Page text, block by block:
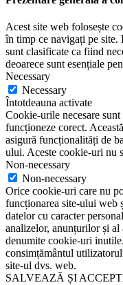
Acest site web folosește
în timp ce navigați pe
sunt clasificate ca fiind
deoarece sunt esențiale
Necessary
Necessary
Întotdeauna activate
Cookie-urile necesare
funcționeze corect.
asigură funcționalități de
ului. Aceste cookie-uri nu
Non-necessary
Non-necessary
Orice cookie-uri care nu
funcționarea site-ului web
datelor cu caracter
analizelor, anunțurilor și
denumite cookie-uri
consimțământul
site-ul dvs. web.
SALVEAZĂ ȘI